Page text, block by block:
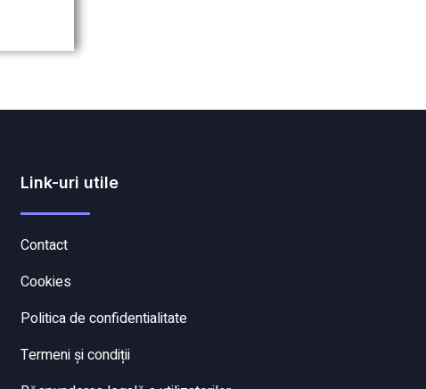
Link-uri utile
Contact
Cookies
Politica de confidentialitate
Termeni și condiții